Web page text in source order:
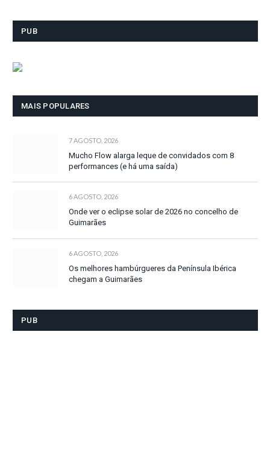
PUB
MAIS POPULARES
7 AGOSTO, 2026
Mucho Flow alarga leque de convidados com 8
performances (e há uma saída)
6 AGOSTO, 2026
Onde ver o eclipse solar de 2026 no concelho de
Guimarães
6 AGOSTO, 2026
Os melhores hambúrgueres da Península Ibérica
chegam a Guimarães
PUB